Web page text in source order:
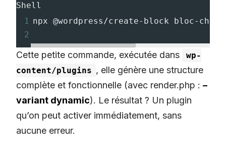
Shell
1 npx @wordpress/create-block bloc-
2
Cette petite commande, exécutée dans
wp-
content/plugins , elle génère une structure
complète et fonctionnelle (avec render.php : –
variant dynamic). Le résultat ? Un plugin
qu’on peut activer immédiatement, sans
aucune erreur.